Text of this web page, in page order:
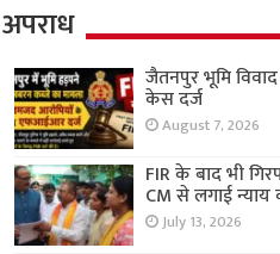
अपराध
जैतनपुर भूमि
केस दर्ज
August 7, 2026
FIR के बाद भी
CM से लगाई न्याय
July 13, 2026